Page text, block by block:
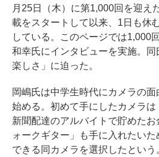
月25日（木）に第1,000回を迎え
載をスタートして以来、1日も休
している。このページでは1,000
和幸氏にインタビューを実施。
楽しさ」に迫った。
岡嶋氏は中学生時代にカメラの
始める。初めて手にしたカメラは
新聞配達のアルバイトで貯めた
ォークギター」も手に入れたい
できる同カメラを選択したという